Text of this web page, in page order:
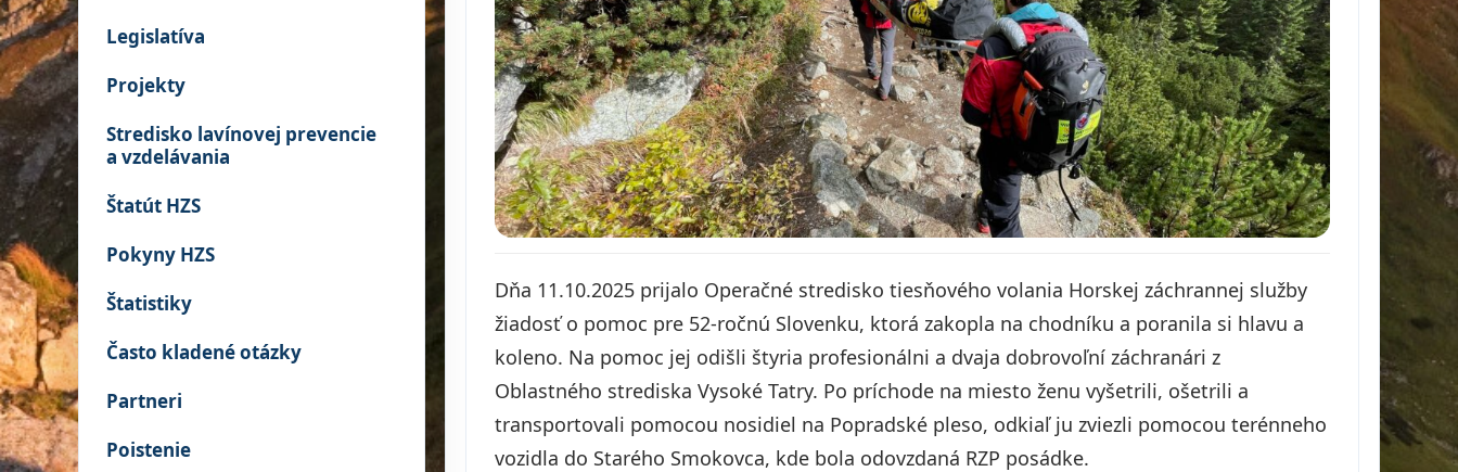
Legislatíva
Projekty
Stredisko lavínovej prevencie
a vzdelávania
Štatút HZS
Pokyny HZS
Štatistiky
Často kladené otázky
Partneri
Poistenie
Dňa 11.10.2025 prijalo Operačné stredisko tiesňového volania Horskej záchrannej služby
žiadosť o pomoc pre 52-ročnú Slovenku, ktorá zakopla na chodníku a poranila si hlavu a
koleno. Na pomoc jej odišli štyria profesionálni a dvaja dobrovoľní záchranári z
Oblastného strediska Vysoké Tatry. Po príchode na miesto ženu vyšetrili, ošetrili a
transportovali pomocou nosidiel na Popradské pleso, odkiaľ ju zviezli pomocou terénneho
vozidla do Starého Smokovca, kde bola odovzdaná RZP posádke.